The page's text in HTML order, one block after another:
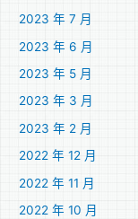
2023 年 7 月
2023 年 6 月
2023 年 5 月
2023 年 3 月
2023 年 2 月
2022 年 12 月
2022 年 11 月
2022 年 10 月